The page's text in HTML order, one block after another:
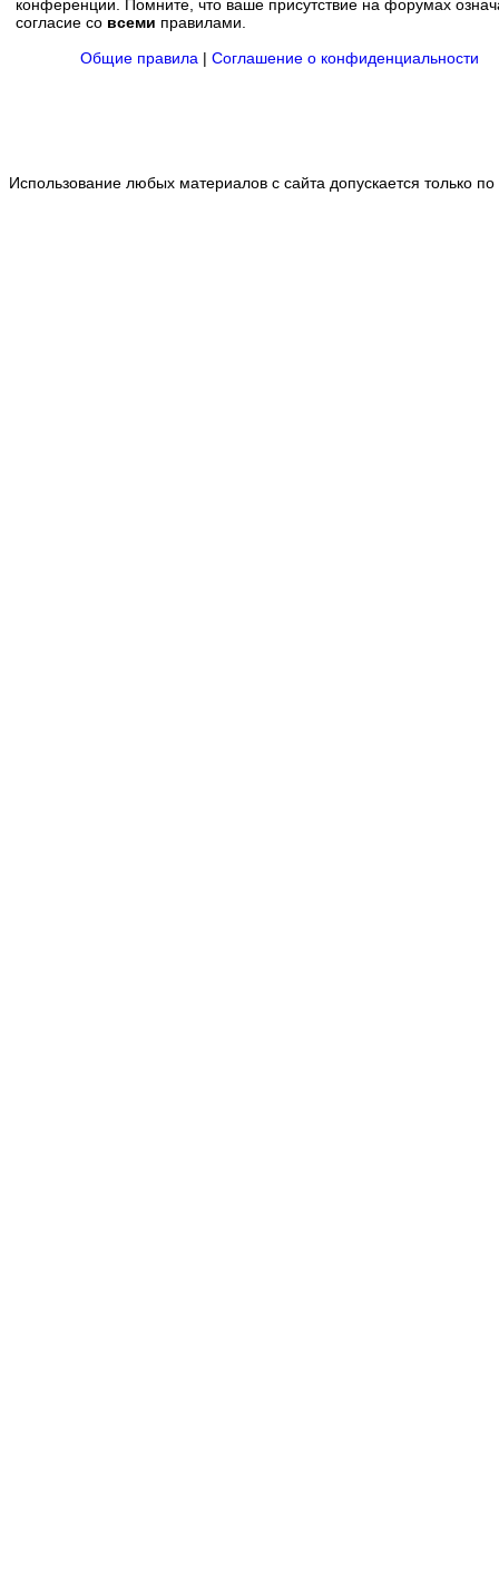
конференции. Помните, что ваше присутствие на форумах
согласие со всеми правилами.
Общие правила | Соглашение о конфиденциальности
Использование любых материалов с сайта допускается только